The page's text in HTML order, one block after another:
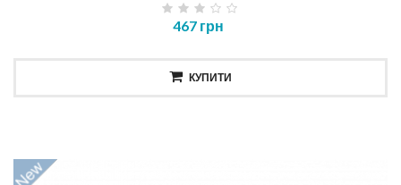
467 грн
КУПИТИ